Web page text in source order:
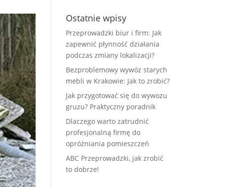
Ostatnie wpisy
Przeprowadzki biur i firm: Jak
zapewnić płynność działania
podczas zmiany lokalizacji?
Bezproblemowy wywóz starych
mebli w Krakowie: Jak to zrobić?
Jak przygotować się do wywozu
gruzu? Praktyczny poradnik
Dlaczego warto zatrudnić
profesjonalną firmę do
opróżniania pomieszczeń
ABC Przeprowadzki, jak zrobić
to dobrze!